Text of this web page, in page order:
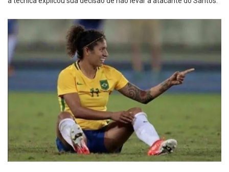
a técnica explicou sua decisão de não levar a atacante do Santos.